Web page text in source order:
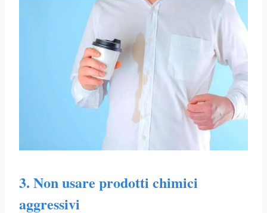
3. Non usare prodotti chimici
aggressivi